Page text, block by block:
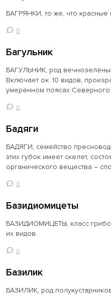
БАГРЯНКИ, то же, что красные
0
Багульник
БАГУЛЬНИК, род
Включает ок. 10 видов,
умеренном поясах
0
Бадяги
БАДЯГИ, семейство
этих губок имеет скелет,
органического вещества –
0
Базидиомицеты
БАЗИДИОМИЦЕТЫ, класс
их видов.
0
Базилик
БАЗИЛИК, род